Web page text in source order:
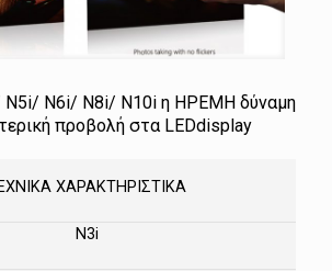
Ν5i/ Ν6i/ Ν8i/ Ν10i η ΗΡΕΜΗ δύναμη
προβολή στα LEDdisplay
ΧΑΡΑΚΤΗΡΙΣΤΙΚΑ
N3i